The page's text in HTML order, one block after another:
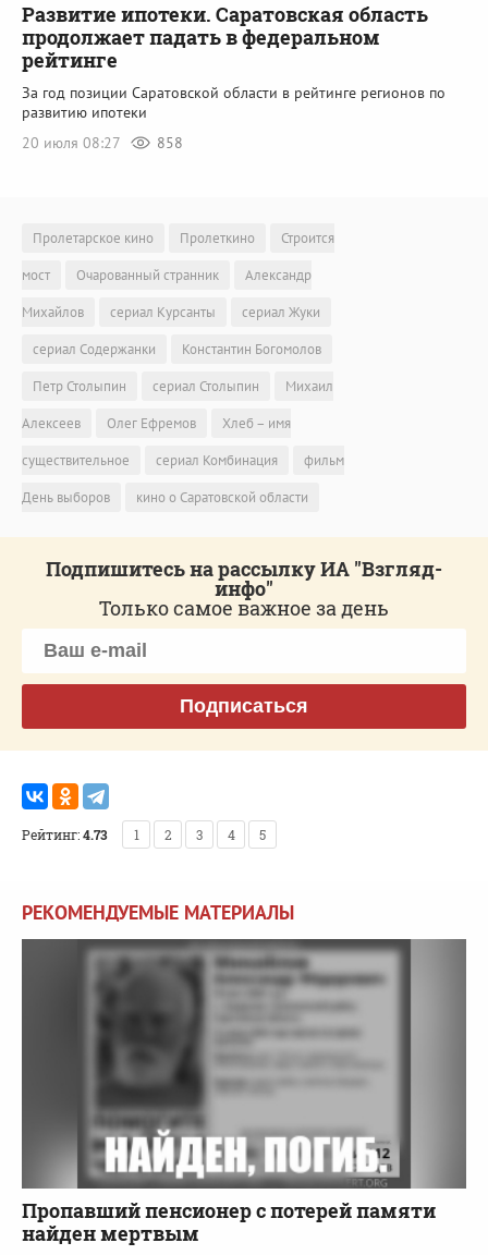
Развитие ипотеки. Саратовская область
продолжает падать в федеральном
рейтинге
За год позиции Саратовской области в рейтинге регионов по
развитию ипотеки
20 июля 08:27
858
Пролетарское кино Пролеткино
Строится
мост
Очарованный странник
Александр
Михайлов
сериал Курсанты
сериал Жуки
сериал Содержанки
Константин Богомолов
Петр Столыпин
сериал Столыпин
Михаил
Алексеев
Олег Ефремов
Хлеб – имя
существительное
сериал Комбинация
фильм
День выборов
кино о Саратовской области
Подпишитесь на рассылку ИА "Взгляд-
инфо"
Только самое важное за день
Подписаться
Рейтинг:4.73 1 2 3 4 5
РЕКОМЕНДУЕМЫЕ МАТЕРИАЛЫ
Пропавший пенсионер с потерей памяти
найден мертвым